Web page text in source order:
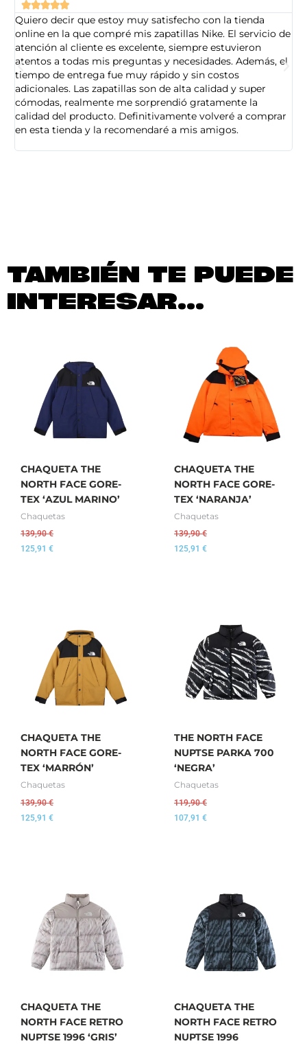

Quiero decir que estoy muy satisfecho con la tienda
online en la que compré mis zapatillas Nike. El servicio de
atención al cliente es excelente, siempre estuvieron
atentos a todas mis preguntas y necesidades. Además, el
tiempo de entrega fue muy rápido y sin costos
adicionales. Las zapatillas son de alta calidad y super
cómodas, realmente me sorprendió gratamente la
calidad del producto. Definitivamente volveré a comprar
en esta tienda y la recomendaré a mis amigos.
TAMBIÉN TE PUEDE
INTERESAR...
CHAQUETA THE
NORTH FACE GORE-
TEX ‘AZUL MARINO’
Chaquetas
139,90€
125,91 €
CHAQUETA THE
NORTH FACE GORE-
TEX ‘NARANJA’
Chaquetas
139,90€
125,91 €
CHAQUETA THE
NORTH FACE GORE-
TEX ‘MARRÓN’
Chaquetas
139,90€
125,91 €
THE NORTH FACE
NUPTSE PARKA 700
‘NEGRA’
Chaquetas
119,90€
107,91 €
CHAQUETA THE
NORTH FACE RETRO
NUPTSE 1996 ‘GRIS’
CHAQUETA THE
NORTH FACE RETRO
NUPTSE 1996